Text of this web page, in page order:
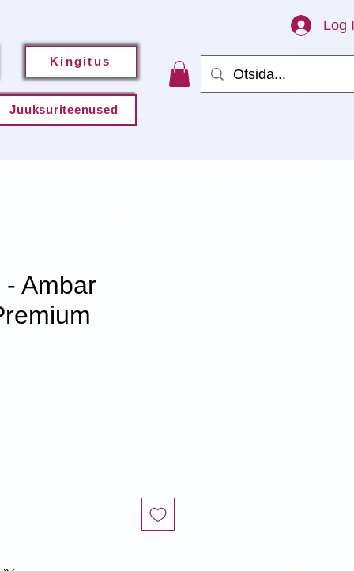
Kingitus
Juuksuriteenused
Log
- Ambar